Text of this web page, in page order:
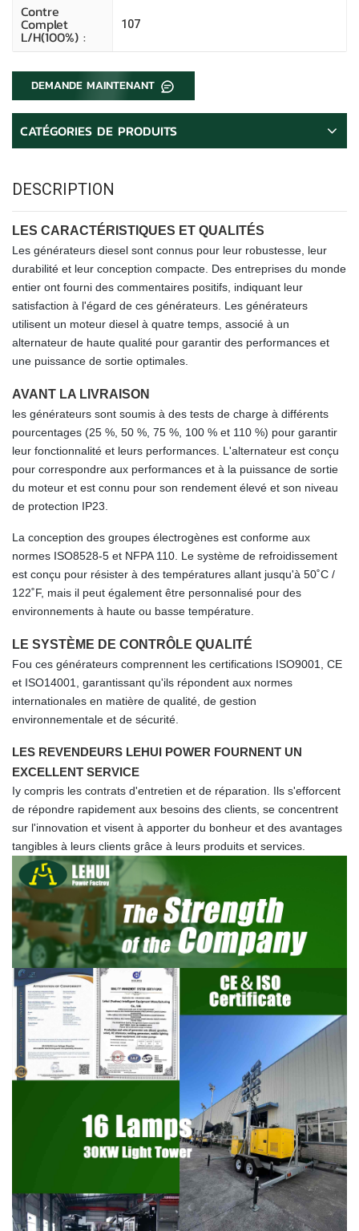
Contre
Complet
L/H(100%) :
107
DEMANDE MAINTENANT
CATÉGORIES DE PRODUITS
DESCRIPTION
LES CARACTÉRISTIQUES ET QUALITÉS
Les générateurs diesel sont connus pour leur robustesse, leur
durabilité et leur conception compacte. Des entreprises du monde
entier ont fourni des commentaires positifs, indiquant leur
satisfaction à l'égard de ces générateurs. Les générateurs
utilisent un moteur diesel à quatre temps, associé à un
alternateur de haute qualité pour garantir des performances et
une puissance de sortie optimales.
AVANT LA LIVRAISON
les générateurs sont soumis à des tests de charge à différents
pourcentages (25 %, 50 %, 75 %, 100 % et 110 %) pour garantir
leur fonctionnalité et leurs performances. L'alternateur est conçu
pour correspondre aux performances et à la puissance de sortie
du moteur et est connu pour son rendement élevé et son niveau
de protection IP23.
La conception des groupes électrogènes est conforme aux
normes ISO8528-5 et NFPA 110. Le système de refroidissement
est conçu pour résister à des températures allant jusqu'à 50˚C /
122˚F, mais il peut également être personnalisé pour des
environnements à haute ou basse température.
LE SYSTÈME DE CONTRÔLE QUALITÉ
Fou ces générateurs comprennent les certifications ISO9001, CE
et ISO14001, garantissant qu'ils répondent aux normes
internationales en matière de qualité, de gestion
environnementale et de sécurité.
LES REVENDEURS LEHUI POWER FOURNENT UN
EXCELLENT SERVICE
Iy compris les contrats d'entretien et de réparation. Ils s'efforcent
de répondre rapidement aux besoins des clients, se concentrent
sur l'innovation et visent à apporter du bonheur et des avantages
tangibles à leurs clients grâce à leurs produits et services.